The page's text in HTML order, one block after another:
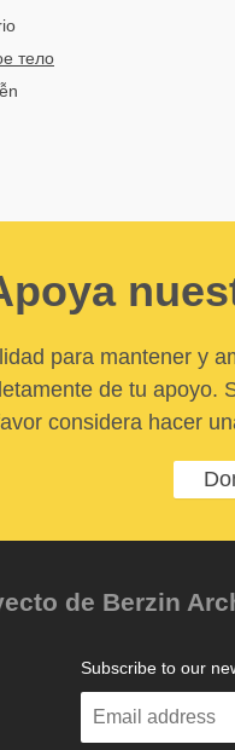
тело
para mantener y
de tu apoyo.
considera hacer
de Berzin
Subscribe to our
Enter